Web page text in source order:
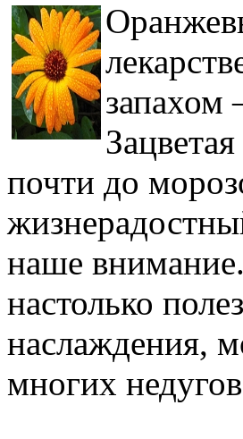
запахом
почти до
наше
настолько
наслаждения,
многих